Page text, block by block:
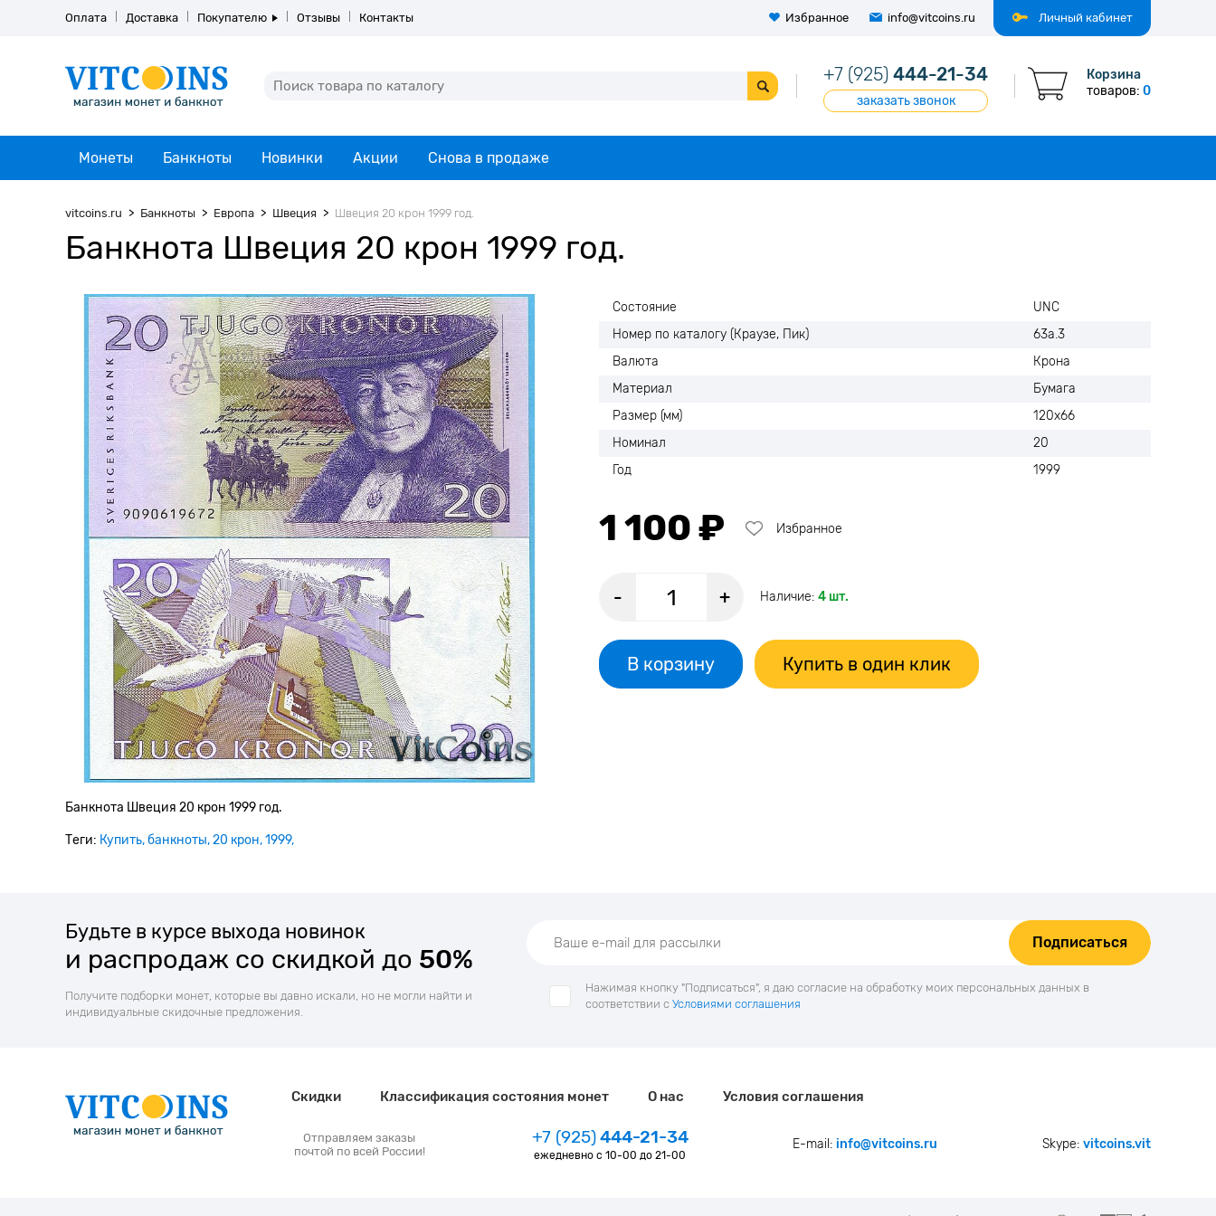
Личный кабинет
Оплата Доставка Покупателю Отзывы Контакты Избранное info@vitcoins.ru
+7 (925) 444-21-34
заказать звонок
Корзина
товаров: 0
Монеты Банкноты Новинки Акции Снова в продаже
vitcoins.ru Банкноты Европа Швеция Швеция 20 крон 1999 год.
Банкнота Швеция 20 крон 1999 год.
Состояние
UNC
Номер по каталогу (Краузе, Пик)
63a.3
Валюта
Крона
Материал
Бумага
Размер (мм)
120х66
Номинал
20
Год
1999
1 100 ₽ Избранное
- + Наличие: 4 шт.
В корзину Купить в один клик
Банкнота Швеция 20 крон 1999 год.
Теги: Купить банкноты 20 крон 1999
Будьте в курсе выхода новинок
и распродаж со скидкой до 50%
Получите подборки монет, которые вы давно искали, но не могли найти и
индивидуальные скидочные предложения.
Подписаться
Нажимая кнопку "Подписаться", я даю согласие на обработку моих персональных данных в
соответствии с Условиями соглашения
Скидки Классификация состояния монет О нас Условия соглашения
Отправляем заказы
почтой по всей России!
+7 (925)444-21-34
ежедневно с 10-00 до 21-00
E-mail:info@vitcoins.ru Skype: vitcoins.vit